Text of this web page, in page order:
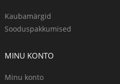
Kaubamärgid
Sooduspakkumised
MINU KONTO
Minu konto